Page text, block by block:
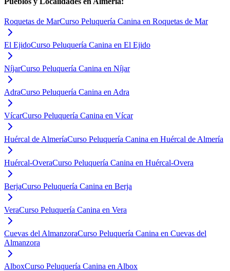
Roquetas de MarCurso Peluquería Canina en Roquetas de Mar
El EjidoCurso Peluquería Canina en El Ejido
NíjarCurso Peluquería Canina en Níjar
AdraCurso Peluquería Canina en Adra
VícarCurso Peluquería Canina en Vícar
Huércal de AlmeríaCurso Peluquería Canina en Huércal de Almería
Huércal-OveraCurso Peluquería Canina en Huércal-Overa
BerjaCurso Peluquería Canina en Berja
VeraCurso Peluquería Canina en Vera
Cuevas del AlmanzoraCurso Peluquería Canina en Cuevas del
Almanzora
AlboxCurso Peluquería Canina en Albox